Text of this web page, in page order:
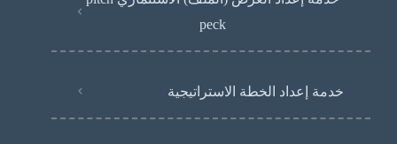
peck
خدمة إعداد الخطة الاستراتيجية